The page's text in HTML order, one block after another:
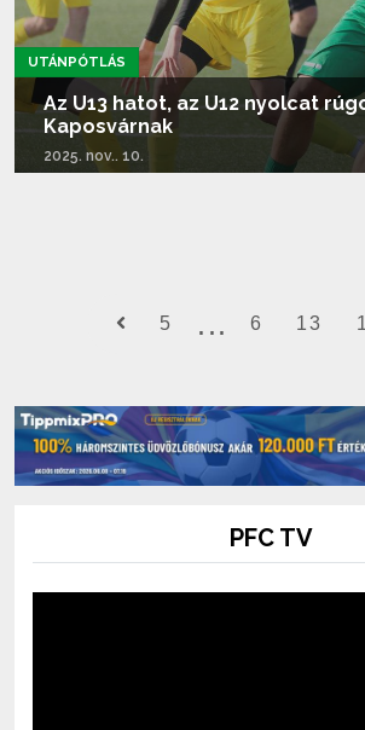
UTÁNPÓTLÁS
Az U13 hatot, az U12 nyolcat
Kaposvárnak
2025. nov.. 10.
5 6 13
PFC TV